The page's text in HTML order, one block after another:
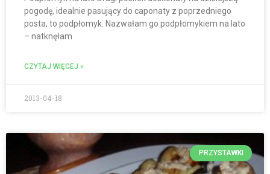
pogodę, idealnie pasujący do caponaty z poprzedniego
posta, to podpłomyk. Nazwałam go podpłomykiem na lato
– natknęłam
CZYTAJ WIĘCEJ »
2013-04-18
PRZYSTAWKI